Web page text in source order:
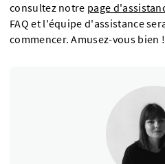
consultez notre page
FAQ et l'équipe d'assistance
commencer. Amusez-vous bien !